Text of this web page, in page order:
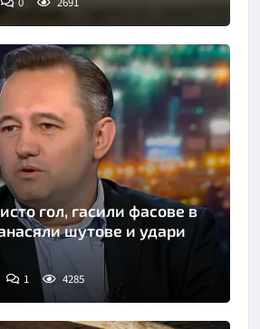
гол, гасили фасове в
шутове и удари
1 4285